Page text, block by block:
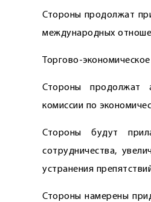
Стороны продолжат
международных
Торгово-
Стороны продолжат
комиссии по
Стороны будут
сотрудничества,
устранения
Стороны намерены